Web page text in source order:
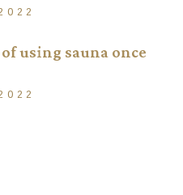
using sauna once